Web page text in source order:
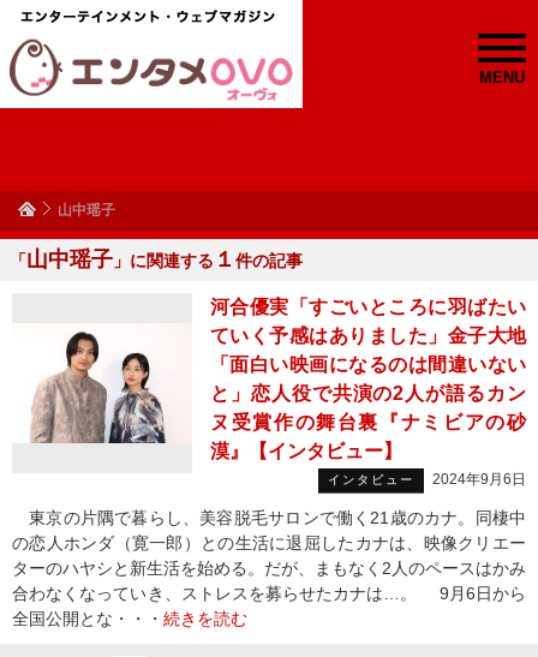
MENU
山中瑶子
「山中瑶子 」に関連する １ 件の記事
河合優実「すごいところに羽ばたい
ていく予感はありました」金子大地
「面白い映画になるのは間違いない
と」恋人役で共演の2人が語るカン
ヌ受賞作の舞台裏『ナミビアの砂
漠』【インタビュー】
インタビュー 2024年9月6日
東京の片隅で暮らし、美容脱毛サロンで働く21歳のカナ。同棲中
の恋人ホンダ（寛一郎）との生活に退屈したカナは、映像クリエー
ターのハヤシと新生活を始める。だが、まもなく2人のペースはかみ
合わなくなっていき、ストレスを募らせたカナは…。 9月6日から
全国公開とな・・・ 続きを読む